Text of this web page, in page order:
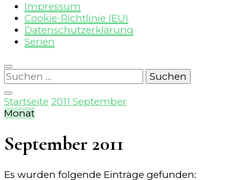
Impressum
Cookie-Richtlinie (EU)
Datenschutzerklärung
Serien
Suchen
nach:
Startseite 2011 September
Monat
September 2011
Es wurden folgende Einträge gefunden: